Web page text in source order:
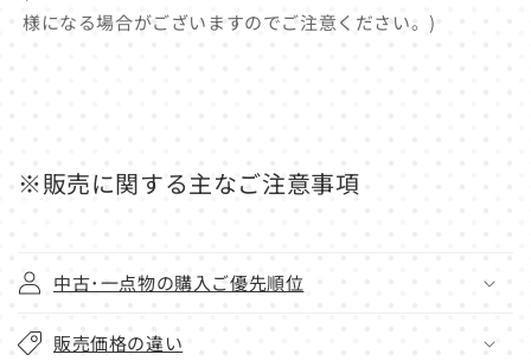
様になる場合がございますのでご注意ください。)
※販売に関する主なご注意事項
中古･一点物の購入ご優先順位
販売価格の違い